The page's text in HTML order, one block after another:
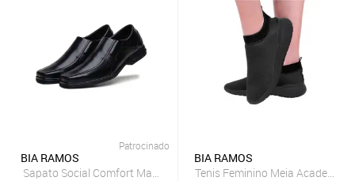
Patrocinado
BIA RAMOS
Sapato Social Comfort Masculino Classico Preto
BIA RAMOS
Tenis Feminino Meia Academia